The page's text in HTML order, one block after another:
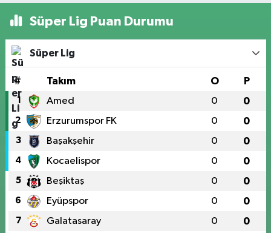
Süper Lig Puan Durumu
Süper Lig
# Takım O P
1 Amed 0 0
2 Erzurumspor FK 0 0
3 Başakşehir 0 0
4 Kocaelispor 0 0
5 Beşiktaş 0 0
6 Eyüpspor 0 0
7 Galatasaray 0 0